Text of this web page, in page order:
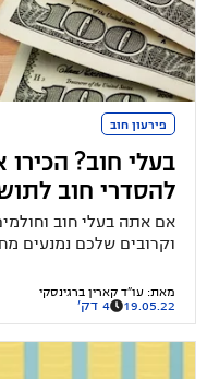
פירעון חוב
בעלי חוב?
להסדרי חוב
אם אתה בעלי חוב
וקרובים שלכם נמנעים
הפורום, עו"ד קארין
והסדרת חובות אחראית
מאת: עו"ד קארין ברגינסקי
19.05.22 4 דק'